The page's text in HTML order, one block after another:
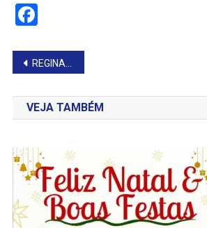
Facebook
Navegação
de
Post
REGINA REÚNE SERVIDORES PARA ALINHAR ROTINAS DO LEGISLATIVO DE TAGUAÍ
VEJA TAMBÉM